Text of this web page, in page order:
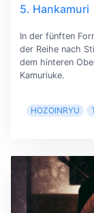
5. Hankamuri
In der fünften
der Reihe nach
dem hinteren
Kamuriuke.
HOZOINRYU